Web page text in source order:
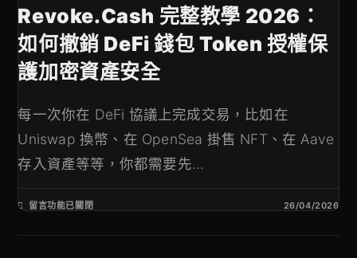
Revoke.cash 完整教學 2026：
如何撤銷 DeFi 錢包 Token 授權保
護加密資產安全
每一次你在 DeFi 協議上完成交易，比如在
Uniswap 換幣、在 OpenSea 掛售 NFT、在 Aave
存入資產等等，你都需要先...
留言功能已關閉 26/04/2026